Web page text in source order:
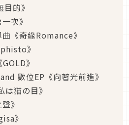
的》
次》
《奇緣Romance》
》
》
數位EP《向著光前進》
猫の目》
》
》